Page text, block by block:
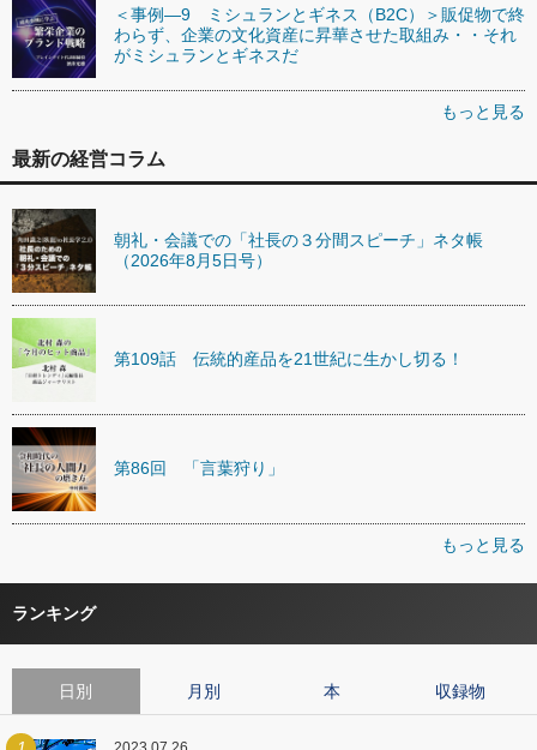
＜事例―9 ミシュランとギネス（B2C）＞販促物で終
わらず、企業の文化資産に昇華させた取組み・・それ
がミシュランとギネスだ
もっと見る
最新の経営コラム
朝礼・会議での「社長の３分間スピーチ」ネタ帳
（2026年8月5日号）
第109話 伝統的産品を21世紀に生かし切る！
第86回 「言葉狩り」
もっと見る
ランキング
日別 月別 本 収録物